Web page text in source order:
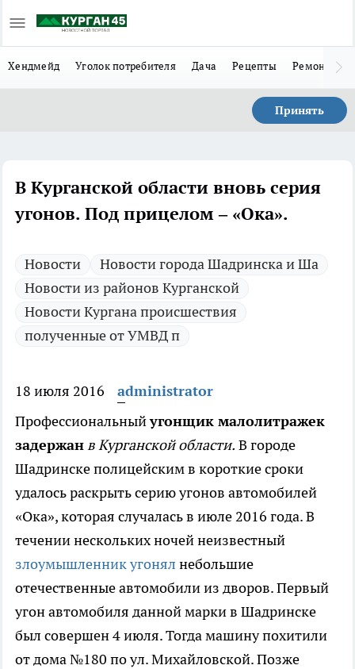
Хендмейд Уголок потребителя Дача Рецепты Ремонт
Принять
В Курганской области вновь серия
угонов. Под прицелом – «Ока».
Новости
Новости города Шадринска и Ша
Новости из районов Курганской
Новости Кургана происшествия
полученные от УМВД п
18 июля 2016
administrator
Профессиональныйугонщик малолитражек
задержанв Курганской области. В городе
Шадринске полицейским в короткие сроки
удалось раскрыть серию угонов автомобилей
«Ока», которая случалась в июле 2016 года. В
течении нескольких ночей неизвестный
злоумышленник угонял небольшие
отечественные автомобили из дворов. Первый
угон автомобиля данной марки в Шадринске
был совершен 4 июля. Тогда машину похитили
от дома №180 по ул. Михайловской. Позже